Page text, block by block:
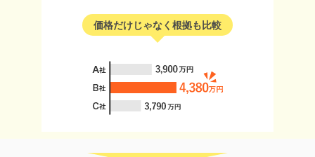
価格だけじゃなく根拠も比較